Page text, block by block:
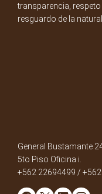
transparencia,
resguardo de la
General Bustamante
5to Piso Oficina i.
+562 22694499 /